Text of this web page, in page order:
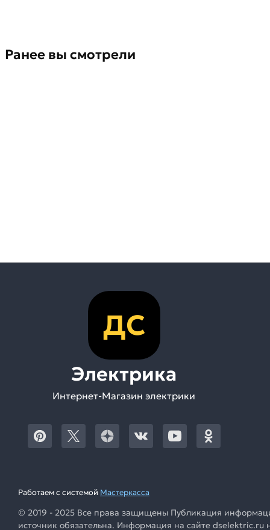
Ранее вы смотрели
ДС
Электрика
Интернет-Магазин электрики
Работаем с системой Мастеркасса
© 2019 - 2025 Все права защищены Публикация
источник обязательна. Информация на сайте dselektric.ru